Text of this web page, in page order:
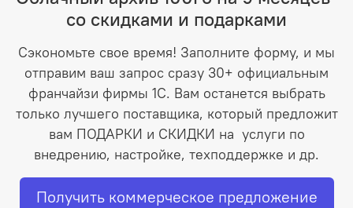
со скидками и подарками
Сэкономьте свое время! Заполните форму, и мы
отправим ваш запрос сразу 30+ официальным
франчайзи фирмы 1С. Вам останется выбрать
только лучшего поставщика, который предложит
вам ПОДАРКИ и СКИДКИ на услуги по
внедрению, настройке, техподдержке и др.
Получить коммерческое предложение